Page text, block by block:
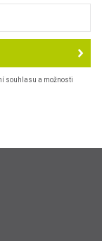
souhlasu a možnosti